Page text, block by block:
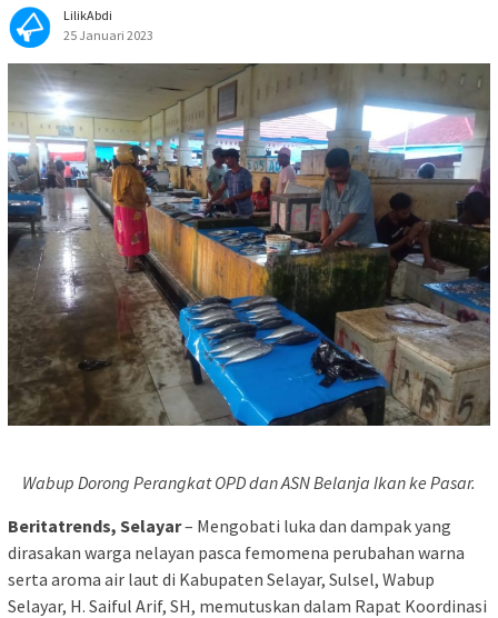
LilikAbdi
25 Januari 2023
Wabup Dorong Perangkat OPD dan ASN Belanja Ikan ke Pasar.
Beritatrends, Selayar– Mengobati luka dan dampak yang
dirasakan warga nelayan pasca femomena perubahan warna
serta aroma air laut di Kabupaten Selayar, Sulsel, Wabup
Selayar, H. Saiful Arif, SH, memutuskan dalam Rapat Koordinasi